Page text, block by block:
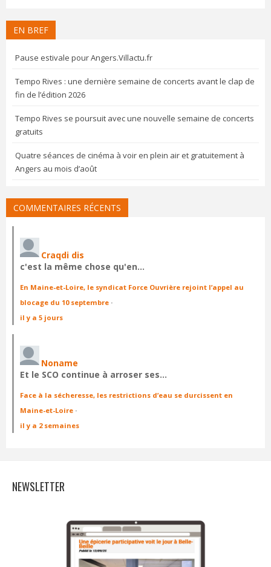
EN BREF
Pause estivale pour Angers.Villactu.fr
Tempo Rives : une dernière semaine de concerts avant le clap de
fin de l’édition 2026
Tempo Rives se poursuit avec une nouvelle semaine de concerts
gratuits
Quatre séances de cinéma à voir en plein air et gratuitement à
Angers au mois d’août
COMMENTAIRES RÉCENTS
Craqdi dis
c'est la même chose qu'en…
En Maine-et-Loire, le syndicat Force Ouvrière rejoint l’appel au
blocage du 10 septembre ·
il y a 5 jours
Noname
Et le SCO continue à arroser ses…
Face à la sécheresse, les restrictions d’eau se durcissent en
Maine-et-Loire ·
il y a 2 semaines
NEWSLETTER